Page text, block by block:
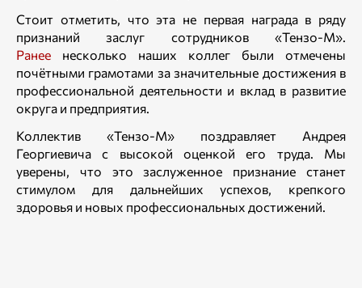
Стоит отметить, что эта не первая награда в ряду
признаний заслуг сотрудников «Тензо-М».
Ранее несколько наших коллег были отмечены
почётными грамотами за значительные достижения в
профессиональной деятельности и вклад в развитие
округа и предприятия.
Коллектив «Тензо-М» поздравляет Андрея
Георгиевича с высокой оценкой его труда. Мы
уверены, что это заслуженное признание станет
стимулом для дальнейших успехов, крепкого
здоровья и новых профессиональных достижений.